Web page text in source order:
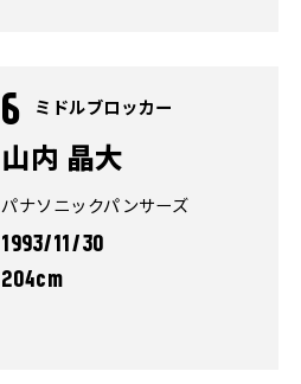
6 ミドルブロッカー
山内 晶大
パナソニックパンサーズ
1993/11/30
204cm